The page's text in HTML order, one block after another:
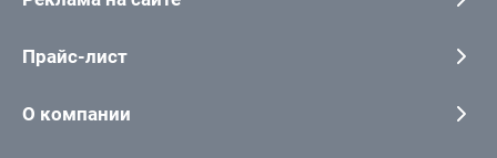
Прайс-лист
О компании